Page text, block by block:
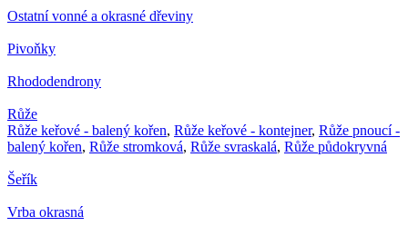
Ostatní vonné a okrasné dřeviny
Pivoňky
Rhododendrony
Růže
Růže keřové - balený kořen, Růže keřové - kontejner, Růže pnoucí -
balený kořen, Růže stromková, Růže svraskalá, Růže půdokryvná
Šeřík
Vrba okrasná